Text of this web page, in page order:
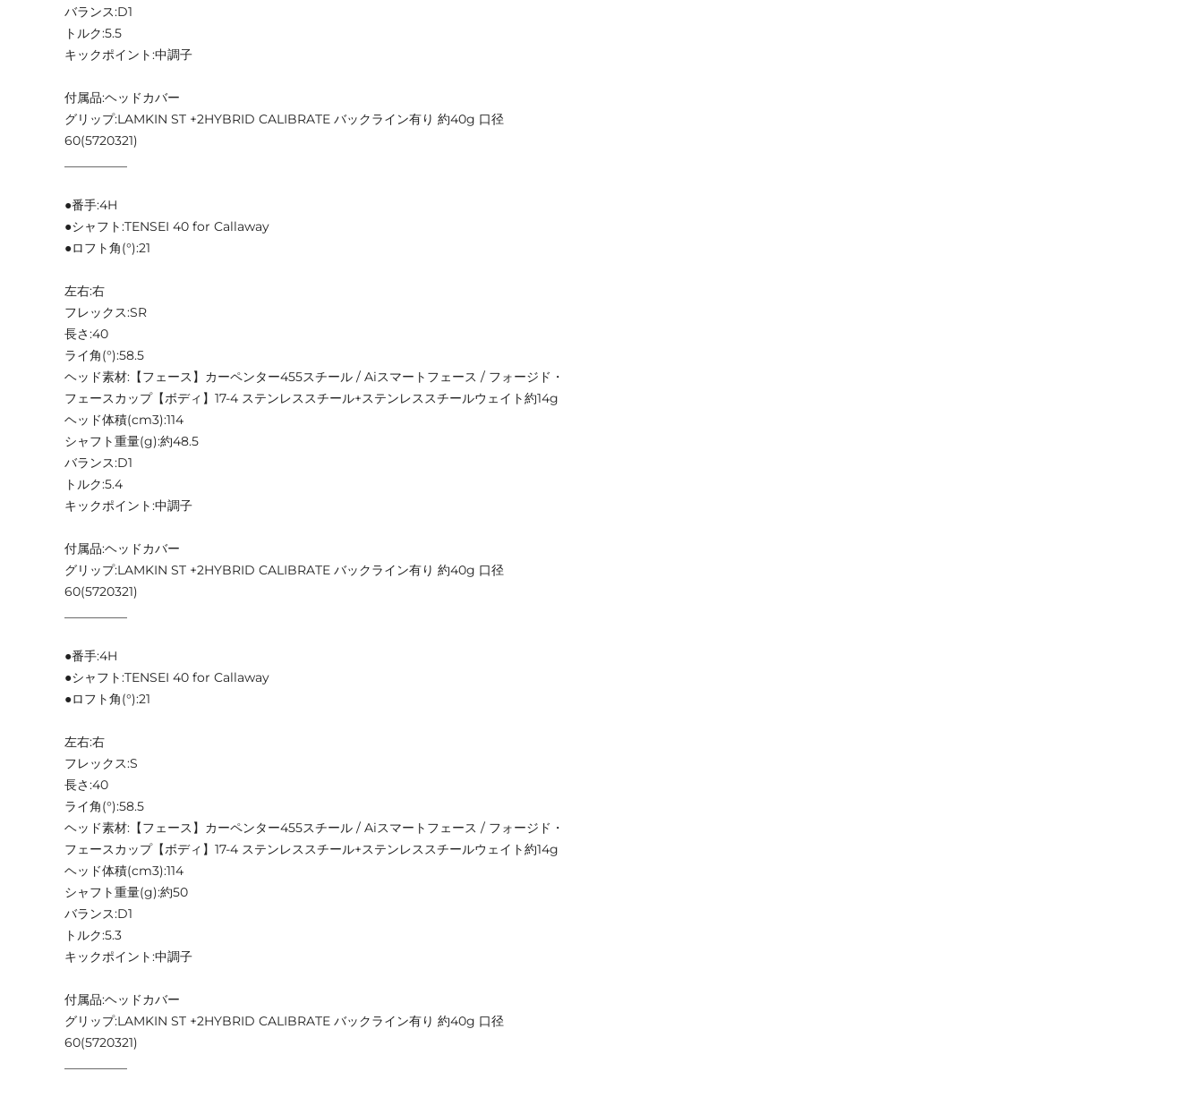
バランス:D1
トルク:5.5
キックポイント:中調子
付属品:ヘッドカバー
グリップ:LAMKIN ST +2HYBRID CALIBRATE バックライン有り 約40g 口径
60(5720321)
●番手:4H
●シャフト:TENSEI 40 for Callaway
●ロフト角(°):21
左右:右
フレックス:SR
長さ:40
ライ角(°):58.5
ヘッド素材:【フェース】カーペンター455スチール / Aiスマートフェース / フォージド・
フェースカップ【ボディ】17-4 ステンレススチール+ステンレススチールウェイト約14g
ヘッド体積(cm3):114
シャフト重量(g):約48.5
バランス:D1
トルク:5.4
キックポイント:中調子
付属品:ヘッドカバー
グリップ:LAMKIN ST +2HYBRID CALIBRATE バックライン有り 約40g 口径
60(5720321)
●番手:4H
●シャフト:TENSEI 40 for Callaway
●ロフト角(°):21
左右:右
フレックス:S
長さ:40
ライ角(°):58.5
ヘッド素材:【フェース】カーペンター455スチール / Aiスマートフェース / フォージド・
フェースカップ【ボディ】17-4 ステンレススチール+ステンレススチールウェイト約14g
ヘッド体積(cm3):114
シャフト重量(g):約50
バランス:D1
トルク:5.3
キックポイント:中調子
付属品:ヘッドカバー
グリップ:LAMKIN ST +2HYBRID CALIBRATE バックライン有り 約40g 口径
60(5720321)